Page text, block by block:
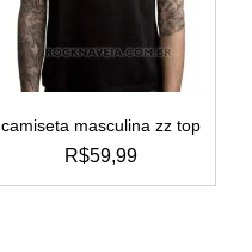
escolhidas
do
camiseta masculina zz top
R$59,99
este